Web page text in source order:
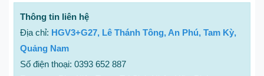
Thông tin liên hệ
Địa chỉ: HGV3+G27, Lê Thánh Tông, An Phú, Tam Kỳ,
Quảng Nam
Số điện thoại: 0393 652 887